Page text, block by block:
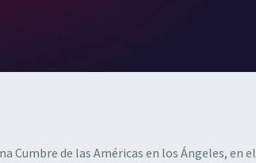
Cumbre de las Américas en los Ángeles, en el